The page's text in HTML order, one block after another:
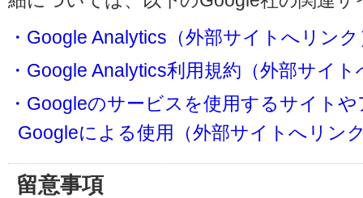
・Google Analytics（外部サイトへリンク
・Google Analytics利用規約（外部サイ
・Googleのサービスを使用するサイト
Googleによる使用（外部サイトへリン
留意事項